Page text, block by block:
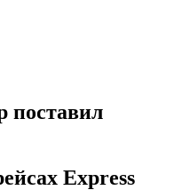
поставил
Express